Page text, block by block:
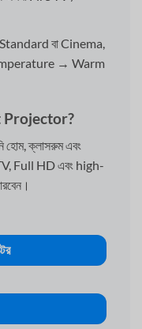
বা Cinema,
→ Warm
Projector?
হোম, ক্লাসরুম এবং
Full HD এবং high-